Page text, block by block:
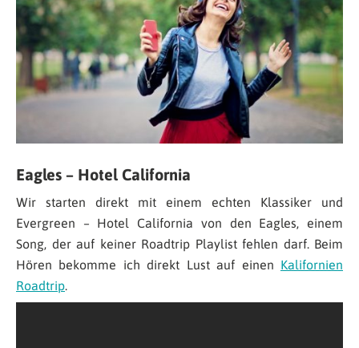
Eagles – Hotel California
Wir starten direkt mit einem echten Klassiker und
Evergreen – Hotel California von den Eagles, einem
Song, der auf keiner Roadtrip Playlist fehlen darf. Beim
Hören bekomme ich direkt Lust auf einen Kalifornien
Roadtrip.